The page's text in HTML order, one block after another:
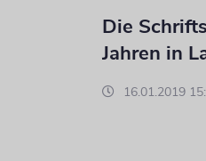
Die
Jahren in
16.01.2019